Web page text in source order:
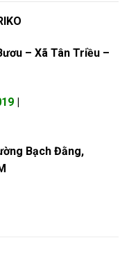
– Xã Tân Triều –
|
Bạch Đằng,